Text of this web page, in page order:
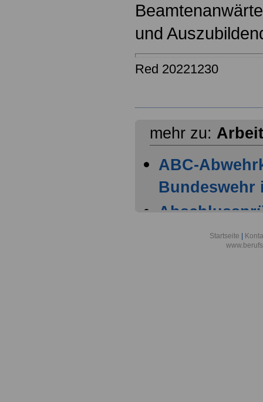
und
Red 20221230
mehr zu:
ABC-
Bundeswehr
Startseite